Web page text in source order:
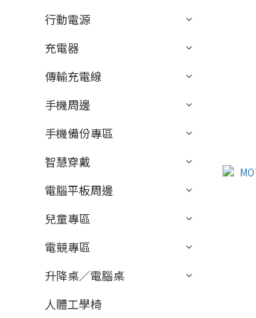
行動電源
充電器
傳輸充電線
手機周邊
手機備份專區
智慧穿戴
電腦平板周邊
兒童專區
電競專區
升降桌／電腦桌
人體工學椅